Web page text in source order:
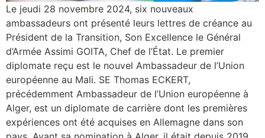
Le jeudi 28 novembre 2024, six nouveaux
ambassadeurs ont présenté leurs lettres de créance au
Président de la Transition, Son Excellence le Général
d’Armée Assimi GOITA, Chef de l’État. Le premier
diplomate reçu est le nouvel Ambassadeur de l’Union
européenne au Mali. SE Thomas ECKERT,
précédemment Ambassadeur de l’Union européenne à
Alger, est un diplomate de carrière dont les premières
expériences ont été acquises en Allemagne dans son